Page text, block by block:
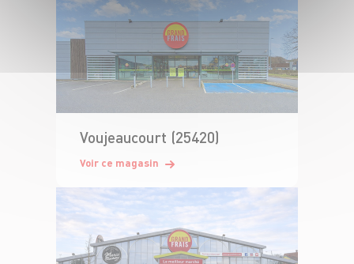
Voujeaucourt (25420)
Voir ce magasin